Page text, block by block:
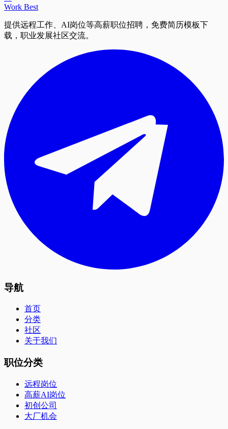
Work Best
提供远程工作、AI岗位等高薪职位招聘，免费简历模板下
载，职业发展社区交流。
导航
首页
分类
社区
关于我们
职位分类
远程岗位
高薪AI岗位
初创公司
大厂机会